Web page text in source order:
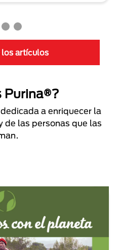
los artículos
Purina®?
a enriquecer la
de las personas que las